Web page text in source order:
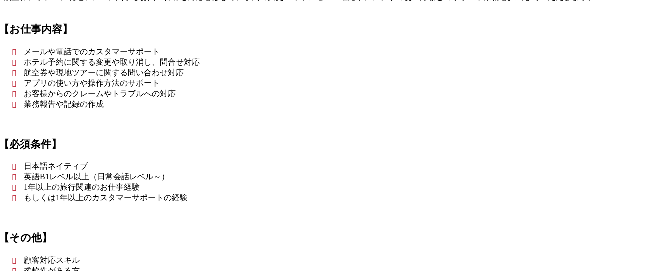
お仕事内容】
メールや電話でのカスタマーサポート
ホテル予約に関する変更や取り消し、問合せ対応
航空券や現地ツアーに関する問い合わせ対応
アプリの使い方や操作方法のサポート
お客様からのクレームやトラブルへの対応
業務報告や記録の作成
必須条件】
日本語ネイティブ
英語B1レベル以上（日常会話レベル～）
1年以上の旅行関連のお仕事経験
もしくは1年以上のカスタマーサポートの経験
その他】
顧客対応スキル